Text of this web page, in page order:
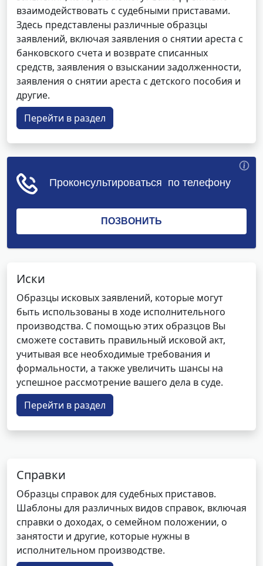
взаимодействовать с судебными приставами.
Здесь представлены различные образцы
заявлений, включая заявления о снятии ареста с
банковского счета и возврате списанных
средств, заявления о взыскании задолженности,
заявления о снятии ареста с детского пособия и
другие.
Перейти в раздел
Иски
Образцы исковых заявлений, которые могут
быть использованы в ходе исполнительного
производства. С помощью этих образцов Вы
сможете составить правильный исковой акт,
учитывая все необходимые требования и
формальности, а также увеличить шансы на
успешное рассмотрение вашего дела в суде.
Перейти в раздел
Справки
Образцы справок для судебных приставов.
Шаблоны для различных видов справок, включая
справки о доходах, о семейном положении, о
занятости и другие, которые нужны в
исполнительном производстве.